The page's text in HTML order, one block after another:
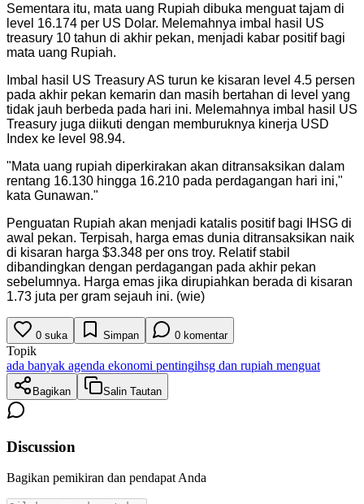
Sementara itu, mata uang Rupiah dibuka menguat tajam di
level 16.174 per US Dolar. Melemahnya imbal hasil US
treasury 10 tahun di akhir pekan, menjadi kabar positif bagi
mata uang Rupiah.
Imbal hasil US Treasury AS turun ke kisaran level 4.5 persen
pada akhir pekan kemarin dan masih bertahan di level yang
tidak jauh berbeda pada hari ini. Melemahnya imbal hasil US
Treasury juga diikuti dengan memburuknya kinerja USD
Index ke level 98.94.
"Mata uang rupiah diperkirakan akan ditransaksikan dalam
rentang 16.130 hingga 16.210 pada perdagangan hari ini,"
kata Gunawan."
Penguatan Rupiah akan menjadi katalis positif bagi IHSG di
awal pekan. Terpisah, harga emas dunia ditransaksikan naik
di kisaran harga $3.348 per ons troy. Relatif stabil
dibandingkan dengan perdagangan pada akhir pekan
sebelumnya. Harga emas jika dirupiahkan berada di kisaran
1.73 juta per gram sejauh ini. (wie)
0 suka Simpan 0 komentar
Topik
ada banyak agenda ekonomi pentingihsg dan rupiah menguat
Bagikan Salin Tautan
Discussion
Bagikan pemikiran dan pendapat Anda